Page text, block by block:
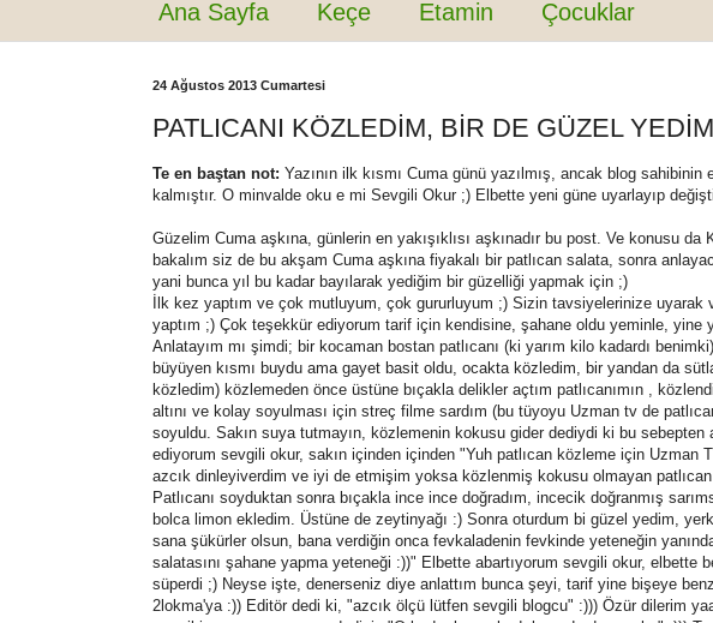
Ana Sayfa Keçe Etamin Çocuklar
24 Ağustos 2013 Cumartesi
PATLICANI KÖZLEDİM, BİR DE GÜZEL
Te en baştan not: Yazının ilk kısmı Cuma günü yazılmış, ancak blog
kalmıştır. O minvalde oku e mi Sevgili Okur ;) Elbette yeni güne uyarlayıp
Güzelim Cuma aşkına, günlerin en yakışıklısı aşkınadır bu post. Ve konusu
bakalım siz de bu akşam Cuma aşkına fiyakalı bir patlıcan salata, sonra
yani bunca yıl bu kadar bayılarak yediğim bir güzelliği yapmak için ;)
İlk kez yaptım ve çok mutluyum, çok gururluyum ;) Sizin tavsiyelerinize uyarak
yaptım ;) Çok teşekkür ediyorum tarif için kendisine, şahane oldu yeminle, yine
Anlatayım mı şimdi; bir kocaman bostan patlıcanı (ki yarım kilo kadardı
büyüyen kısmı buydu ama gayet basit oldu, ocakta közledim, bir yandan da
közledim) közlemeden önce üstüne bıçakla delikler açtım patlıcanımın ,
altını ve kolay soyulması için streç filme sardım (bu tüyoyu Uzman tv de
soyuldu. Sakın suya tutmayın, közlemenin kokusu gider dediydi ki bu
ediyorum sevgili okur, sakın içinden içinden "Yuh patlıcan közleme için Uzman
azcık dinleyiverdim ve iyi de etmişim yoksa közlenmiş kokusu olmayan
Patlıcanı soyduktan sonra bıçakla ince ince doğradım, incecik doğranmış
bolca limon ekledim. Üstüne de zeytinyağı :) Sonra oturdum bi güzel yedim,
sana şükürler olsun, bana verdiğin onca fevkaladenin fevkinde yeteneğin
salatasını şahane yapma yeteneği :))" Elbette abartıyorum sevgili okur,
süperdi ;) Neyse işte, denerseniz diye anlattım bunca şeyi, tarif yine bişeye
2lokma'ya :)) Editör dedi ki, "azcık ölçü lütfen sevgili blogcu" :))) Özür dilerim